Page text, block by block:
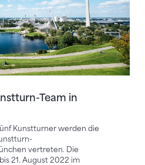
Team in
Kunstturner werden die
vertreten. Die
21. August 2022 im